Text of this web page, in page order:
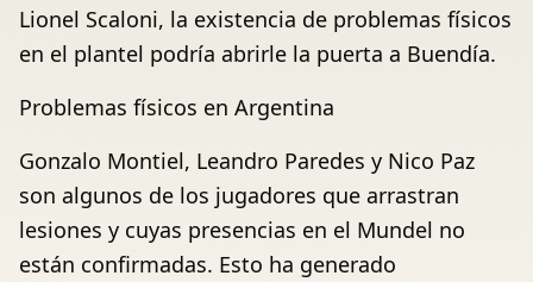
Lionel Scaloni, la existencia de problemas físicos
en el plantel podría abrirle la puerta a Buendía.
Problemas físicos en Argentina
Gonzalo Montiel, Leandro Paredes y Nico Paz
son algunos de los jugadores que arrastran
lesiones y cuyas presencias en el Mundel no
están confirmadas. Esto ha generado